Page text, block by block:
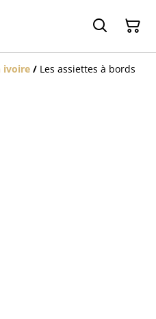
ivoire / Les assiettes à bords